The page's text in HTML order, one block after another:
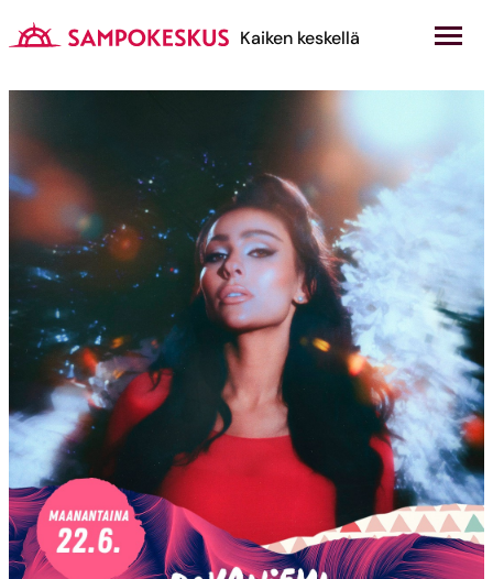
sisältöön
Kauppakeskus Sampokeskus
Kaiken keskellä